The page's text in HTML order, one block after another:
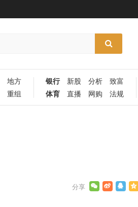
地方
重组
银行 新股 分析
致富
体育
直播 网购 法规